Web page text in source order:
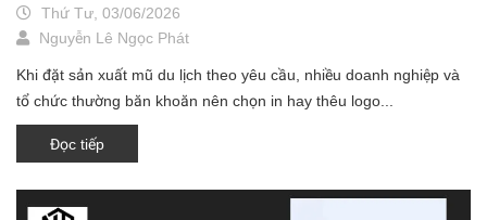
Thứ Tư, 03/06/2026
Nguyễn Lê Ngọc Phát
Khi đặt sản xuất mũ du lịch theo yêu cầu, nhiều doanh nghiệp và
tổ chức thường băn khoăn nên chọn in hay thêu logo...
Đọc tiếp